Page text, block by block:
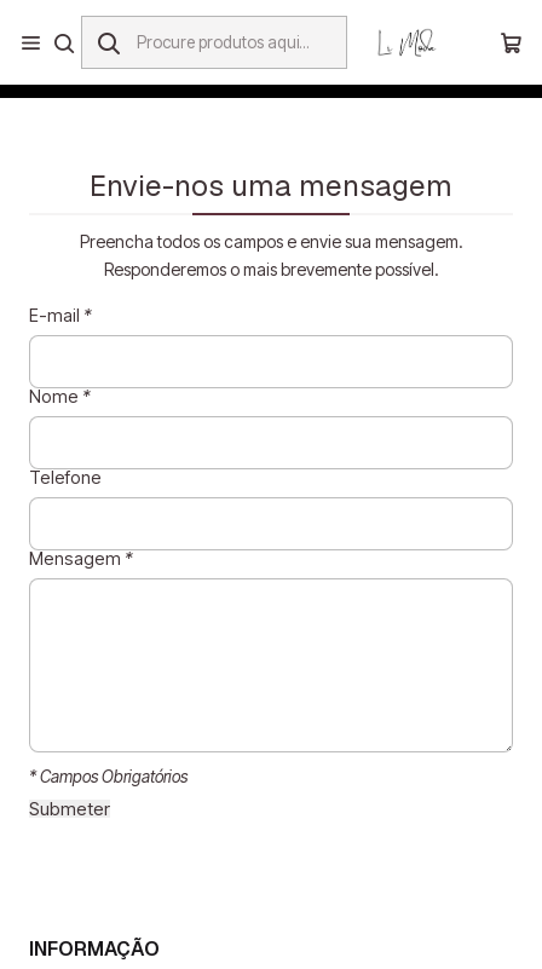
Início Contacto
Envie-nos uma mensagem
Preencha todos os campos e envie sua mensagem.
Responderemos o mais brevemente possível.
E-mail *
Nome *
Telefone
Mensagem *
* Campos Obrigatórios
INFORMAÇÃO